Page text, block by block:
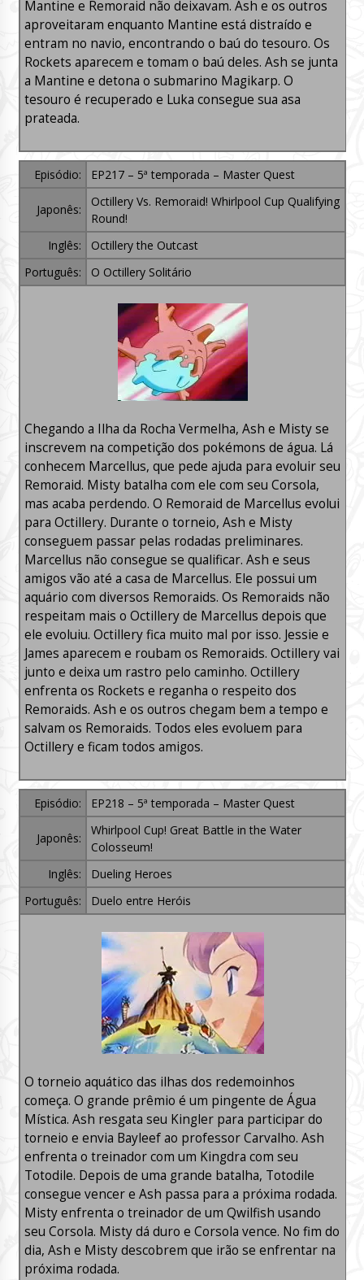
Mantine e Remoraid não deixavam. Ash e os outros
aproveitaram enquanto Mantine está distraído e
entram no navio, encontrando o baú do tesouro. Os
Rockets aparecem e tomam o baú deles. Ash se junta
a Mantine e detona o submarino Magikarp. O
tesouro é recuperado e Luka consegue sua asa
prateada.
Episódio: EP217 – 5ª temporada – Master Quest
Japonês:
Octillery Vs. Remoraid! Whirlpool Cup Qualifying
Round!
Inglês:
Octillery the Outcast
Português:
O Octillery Solitário
Chegando a Ilha da Rocha Vermelha, Ash e Misty se
inscrevem na competição dos pokémons de água. Lá
conhecem Marcellus, que pede ajuda para evoluir seu
Remoraid. Misty batalha com ele com seu Corsola,
mas acaba perdendo. O Remoraid de Marcellus evolui
para Octillery. Durante o torneio, Ash e Misty
conseguem passar pelas rodadas preliminares.
Marcellus não consegue se qualificar. Ash e seus
amigos vão até a casa de Marcellus. Ele possui um
aquário com diversos Remoraids. Os Remoraids não
respeitam mais o Octillery de Marcellus depois que
ele evoluiu. Octillery fica muito mal por isso. Jessie e
James aparecem e roubam os Remoraids. Octillery vai
junto e deixa um rastro pelo caminho. Octillery
enfrenta os Rockets e reganha o respeito dos
Remoraids. Ash e os outros chegam bem a tempo e
salvam os Remoraids. Todos eles evoluem para
Octillery e ficam todos amigos.
Episódio: EP218 – 5ª temporada – Master Quest
Japonês:
Whirlpool Cup! Great Battle in the Water
Colosseum!
Inglês:
Dueling Heroes
Português:
Duelo entre Heróis
O torneio aquático das ilhas dos redemoinhos
começa. O grande prêmio é um pingente de Água
Mística. Ash resgata seu Kingler para participar do
torneio e envia Bayleef ao professor Carvalho. Ash
enfrenta o treinador com um Kingdra com seu
Totodile. Depois de uma grande batalha, Totodile
consegue vencer e Ash passa para a próxima rodada.
Misty enfrenta o treinador de um Qwilfish usando
seu Corsola. Misty dá duro e Corsola vence. No fim do
dia, Ash e Misty descobrem que irão se enfrentar na
próxima rodada.